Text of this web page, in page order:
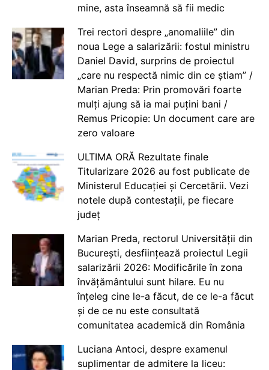
mine, asta înseamnă să fii medic
Trei rectori despre „anomaliile” din
noua Lege a salarizării: fostul ministru
Daniel David, surprins de proiectul
„care nu respectă nimic din ce știam” /
Marian Preda: Prin promovări foarte
mulți ajung să ia mai puțini bani /
Remus Pricopie: Un document care are
zero valoare
ULTIMA ORĂ Rezultate finale
Titularizare 2026 au fost publicate de
Ministerul Educației și Cercetării. Vezi
notele după contestații, pe fiecare
județ
Marian Preda, rectorul Universității din
București, desființează proiectul Legii
salarizării 2026: Modificările în zona
învățământului sunt hilare. Eu nu
înțeleg cine le-a făcut, de ce le-a făcut
și de ce nu este consultată
comunitatea academică din România
Luciana Antoci, despre examenul
suplimentar de admitere la liceu: